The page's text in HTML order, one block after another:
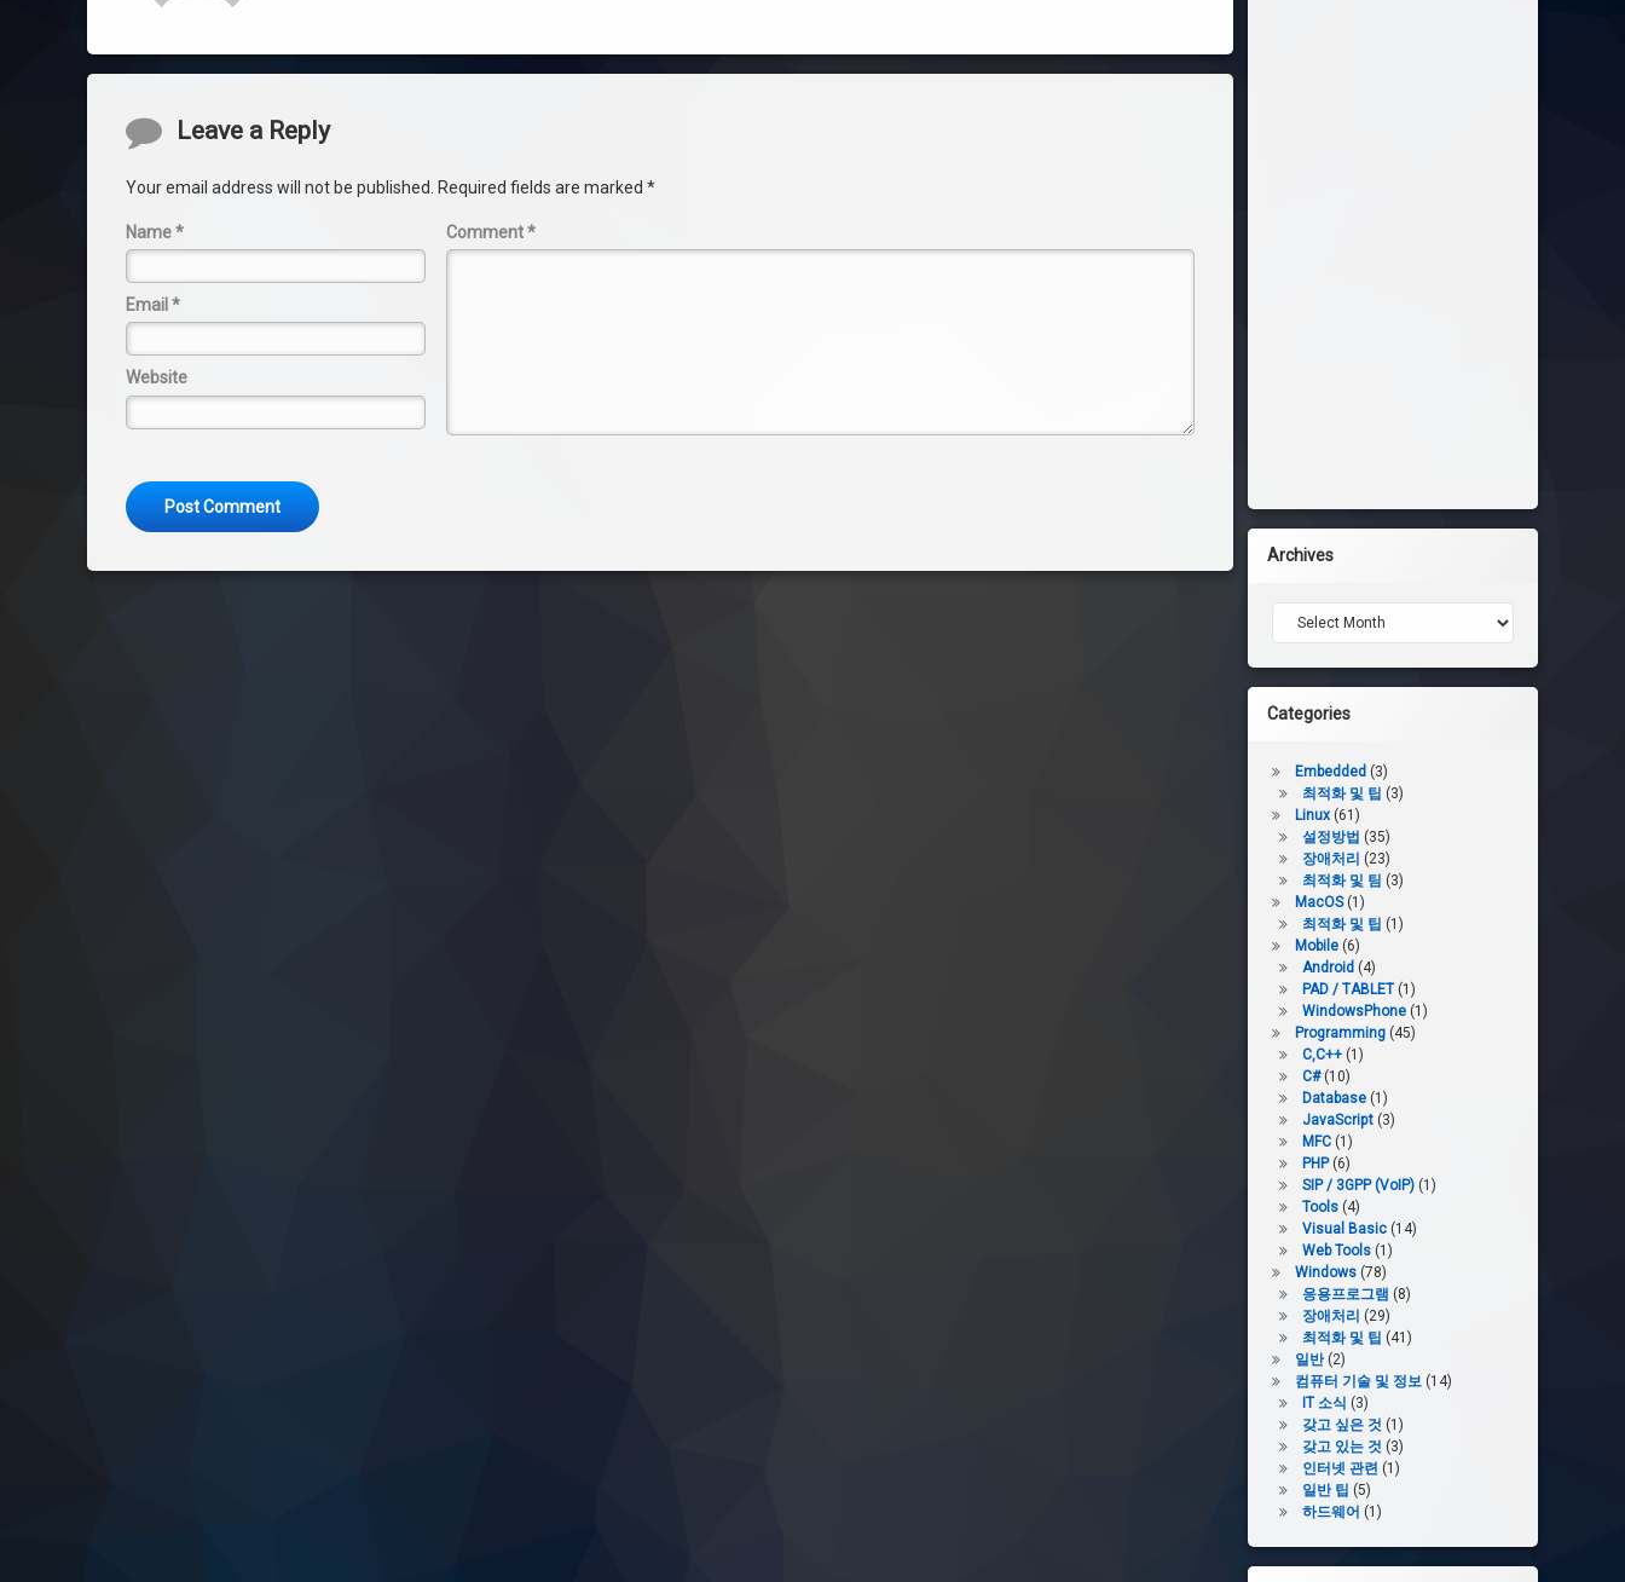
Comments
Leave a Reply
Your email address will not be published. Required fields are marked *
Comment*
Name*
Email *
Website
Archives
Archives
Categories
Embedded(3)
최적화 및 팁 (3)
Linux(61)
설정방법 (35)
장애처리 (23)
최적화 및 팀 (3)
MacOS(1)
최적화 및 팁 (1)
Mobile(6)
Android(4)
PAD / TABLET(1)
WindowsPhone(1)
Programming(45)
C,C++(1)
C#(10)
Database(1)
JavaScript(3)
MFC(1)
PHP(6)
SIP / 3GPP (VoIP)(1)
Tools(4)
Visual Basic(14)
Web Tools(1)
Windows(78)
응용프로그램 (8)
장애처리 (29)
최적화 및 팁 (41)
일반(2)
컴퓨터 기술 및 정보(14)
IT 소식 (3)
갖고 싶은 것 (1)
갖고 있는 것 (3)
인터넷 관련 (1)
일반 팁 (5)
하드웨어 (1)